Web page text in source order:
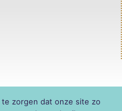
zorgen dat onze site zo